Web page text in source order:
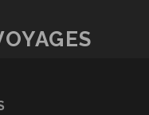
PROVENÇAL